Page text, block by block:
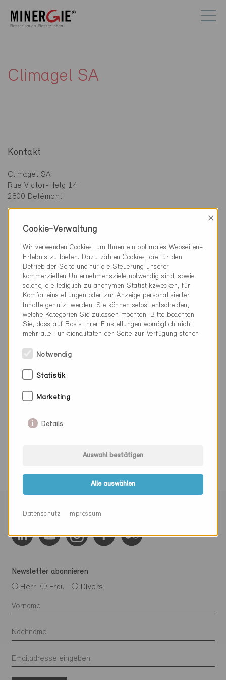
Climagel SA
Kontakt
Climagel SA
Rue Victor-Helg 14
2800 Delémont
032 421 02 02
info@climagel.ch
www.climagel.ch
Kategorie
Ausführung
Newsletter abonnieren
Herr
Frau Divers
Cookie-Verwaltung
×
Wir verwenden Cookies, um Ihnen ein optimales Webseiten-
Erlebnis zu bieten. Dazu zählen Cookies, die für den
Betrieb der Seite und für die Steuerung unserer
kommerziellen Unternehmensziele notwendig sind, sowie
solche, die lediglich zu anonymen Statistikzwecken, für
Komforteinstellungen oder zur Anzeige personalisierter
Inhalte genutzt werden. Sie können selbst entscheiden,
welche Kategorien Sie zulassen möchten. Bitte beachten
Sie, dass auf Basis Ihrer Einstellungen womöglich nicht
mehr alle Funktionalitäten der Seite zur Verfügung stehen.
Notwendig
Statistik
Marketing
Details
Auswahl bestätigen
Alle auswählen
Datenschutz Impressum